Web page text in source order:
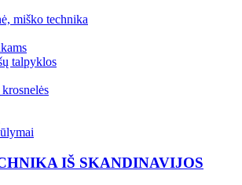
miško technika
talpyklos
IŠ SKANDINAVIJOS